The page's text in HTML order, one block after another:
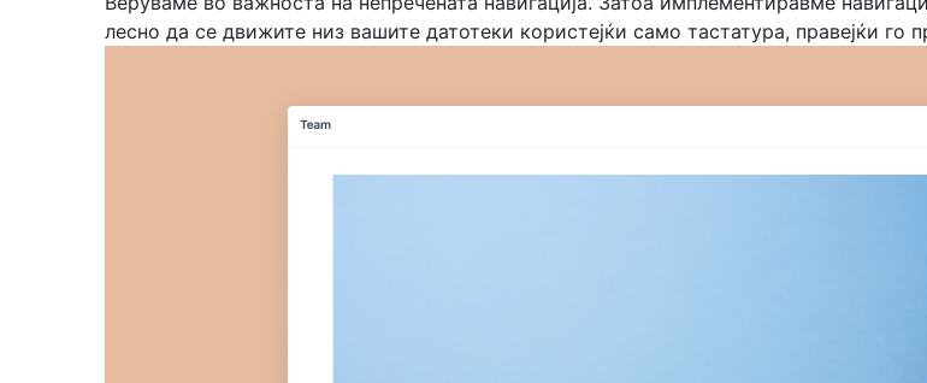
лесно да се движите низ вашите датотеки користејќи само тастатура, правејќи